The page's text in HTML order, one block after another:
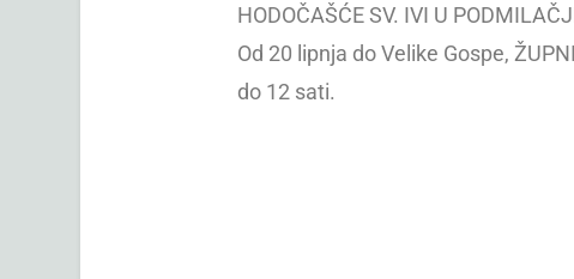
HODOČAŠĆE SV. IVI U
Od 20 lipnja do Velike Gospe,
do 12 sati.